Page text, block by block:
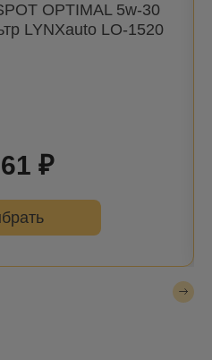
OPTIMAL 5w-30
LYNXauto LO-1520
₽